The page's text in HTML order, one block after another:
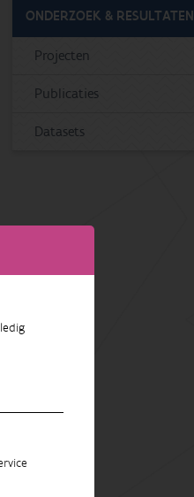
ONDERZOEK & RESULTATEN
Projecten
Publicaties
Datasets